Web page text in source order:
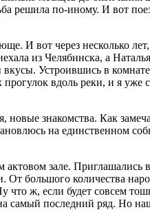
по-иному. И вот
И вот через несколько
из Челябинска, а
Устроившись в
вдоль реки, и я уже
новые знакомства. Как
на единственном
зале.
большого количества
ж, если будет совсем
самый последний ряд. Но